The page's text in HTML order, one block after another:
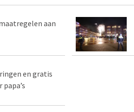
aan
en gratis